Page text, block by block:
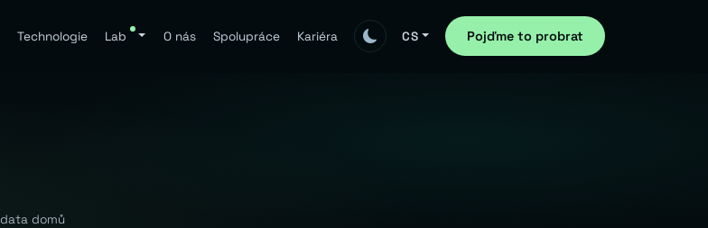
Technologie Lab O nás Spolupráce Kariéra CS Pojďme to probrat
domů